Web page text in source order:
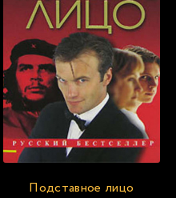
Подставное лицо